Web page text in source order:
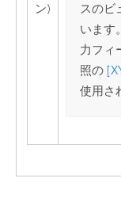
ン)
スのビ
います
力フィ
照の
使用さ